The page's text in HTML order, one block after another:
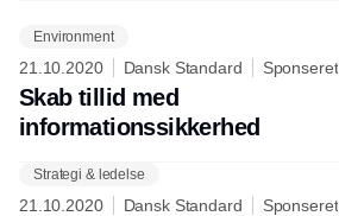
Environment
21.10.2020 Dansk Standard Sponseret
Skab tillid med
informationssikkerhed
Strategi & ledelse
21.10.2020 Dansk Standard Sponseret